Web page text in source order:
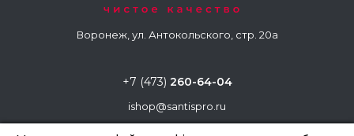
Воронеж, ул. Антокольского, стр. 20а
+7 (473) 260-64-04
ishop@santispro.ru